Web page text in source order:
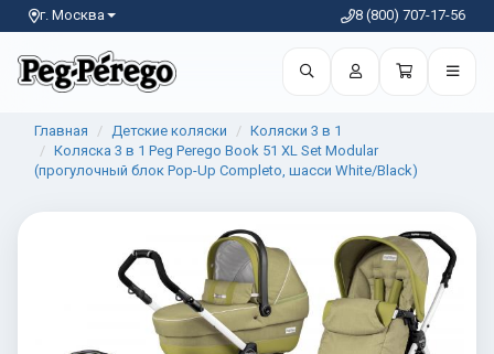
г. Москва 8 (800) 707-17-56
Главная Детские коляски
Коляски 3 в 1
Коляска 3 в 1 Peg Perego Book 51 XL Set Modular
(прогулочный блок Pop-Up Completo, шасси White/Black)